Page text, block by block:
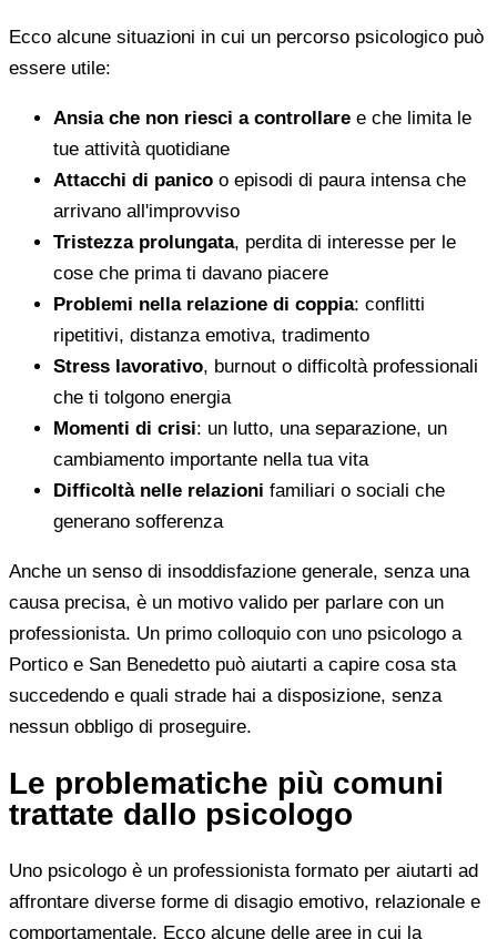
Ecco alcune situazioni in cui un percorso psicologico può
essere utile:
Ansia che non riesci a controllare e che limita le
tue attività quotidiane
Attacchi di panico o episodi di paura intensa che
arrivano all'improvviso
Tristezza prolungata, perdita di interesse per le
cose che prima ti davano piacere
Problemi nella relazione di coppia: conflitti
ripetitivi, distanza emotiva, tradimento
Stress lavorativo, burnout o difficoltà professionali
che ti tolgono energia
Momenti di crisi: un lutto, una separazione, un
cambiamento importante nella tua vita
Difficoltà nelle relazioni familiari o sociali che
generano sofferenza
Anche un senso di insoddisfazione generale, senza una
causa precisa, è un motivo valido per parlare con un
professionista. Un primo colloquio con uno psicologo a
Portico e San Benedetto può aiutarti a capire cosa sta
succedendo e quali strade hai a disposizione, senza
nessun obbligo di proseguire.
Le problematiche più comuni
trattate dallo psicologo
Uno psicologo è un professionista formato per aiutarti ad
affrontare diverse forme di disagio emotivo, relazionale e
comportamentale. Ecco alcune delle aree in cui la